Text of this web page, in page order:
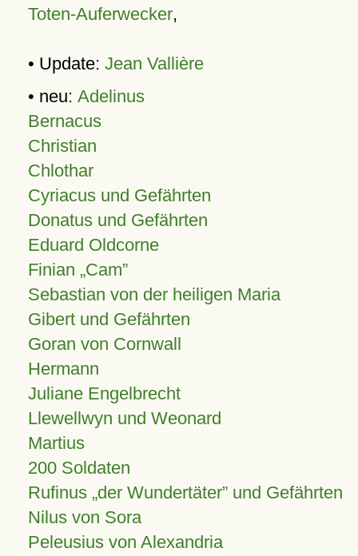
Toten-Auferwecker,
• Update: Jean Vallière
• neu: Adelinus
Bernacus
Christian
Chlothar
Cyriacus und Gefährten
Donatus und Gefährten
Eduard Oldcorne
Finian Cam
Sebastian von der heiligen Maria
Gibert und Gefährten
Goran von Cornwall
Hermann
Juliane Engelbrecht
Llewellwyn und Weonard
Martius
200 Soldaten
Rufinus „der Wundertäter” und Gefährten
Nilus von Sora
Peleusius von Alexandria